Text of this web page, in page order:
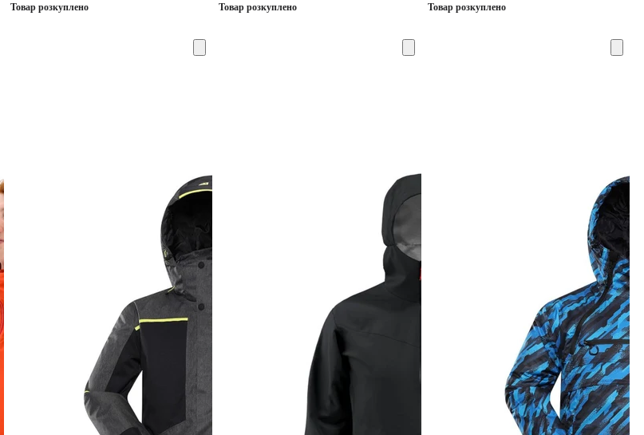
Товар розкуплено Товар розкуплено Товар розкуплено